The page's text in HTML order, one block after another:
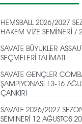
HEMSBALL 2026/2027
HAKEM VİZE SEMİNERİ /
SAVATE BÜYÜKLER
SEÇMELERİ TALİMATI
SAVATE GENÇLER
ŞAMPİYONASI 13-16
ÇANKIRI
SAVATE 2026/2027
SEMİNERİ 12 AĞUSTOS